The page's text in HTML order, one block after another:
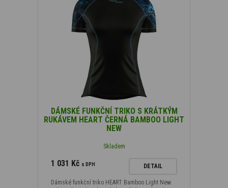
DÁMSKÉ FUNKČNÍ TRIKO S KRÁTKÝM
RUKÁVEM HEART ČERNÁ BAMBOO LIGHT
NEW
Skladem
1 031 Kč s DPH DETAIL
Dámské funkční triko HEART Bamboo Light New.